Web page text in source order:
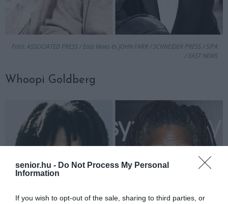
senior.hu - Do Not Process My Personal
Information
If you wish to opt-out of the sale, sharing to third parties, or
Fotó: ASSOCIATED PRESS / East News és JOHN FARR / SCHNEIDER PRESS / SIPA
/ EAST NEWS
Whoopi Goldberg